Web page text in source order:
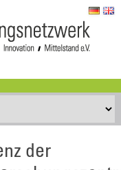
der